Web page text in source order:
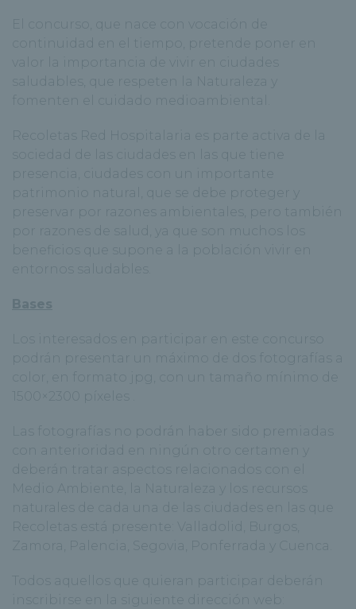
El concurso, que nace con vocación de
continuidad en el tiempo, pretende poner en
valor la importancia de vivir en ciudades
saludables, que respeten la Naturaleza y
fomenten el cuidado medioambiental.
Recoletas Red Hospitalaria es parte activa de la
sociedad de las ciudades en las que tiene
presencia, ciudades con un importante
patrimonio natural, que se debe proteger y
preservar por razones ambientales, pero también
por razones de salud, ya que son muchos los
beneficios que supone a la población vivir en
entornos saludables.
Bases
Los interesados en participar en este concurso
podrán presentar un máximo de dos fotografías a
color, en formato jpg, con un tamaño mínimo de
1500×2300 píxeles .
Las fotografías no podrán haber sido premiadas
con anterioridad en ningún otro certamen y
deberán tratar aspectos relacionados con el
Medio Ambiente, la Naturaleza y los recursos
naturales de cada una de las ciudades en las que
Recoletas está presente: Valladolid, Burgos,
Zamora, Palencia, Segovia, Ponferrada y Cuenca.
Todos aquellos que quieran participar deberán
inscribirse en la siguiente dirección web: